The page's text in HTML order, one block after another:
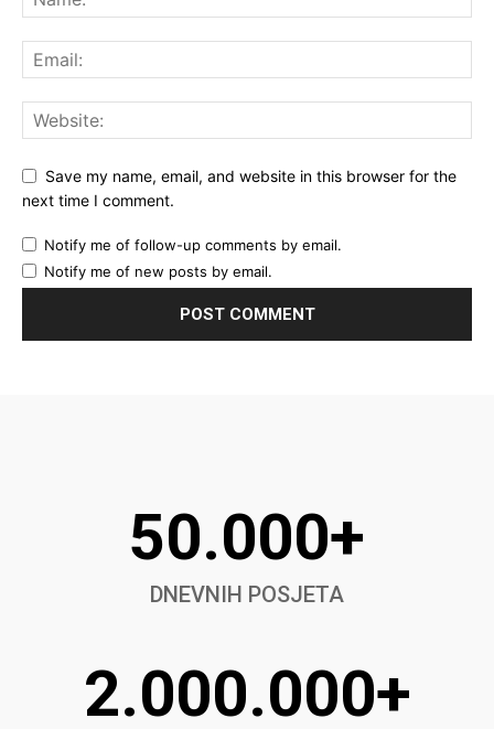
Save my name, email, and website in this browser for the
next time I comment.
Notify me of follow-up comments by email.
Notify me of new posts by email.
50.000+
DNEVNIH POSJETA
2.000.000+